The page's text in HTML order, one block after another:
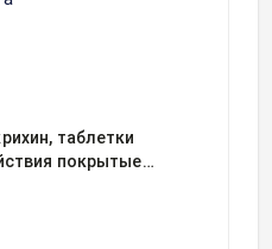
таблетки
покрытые